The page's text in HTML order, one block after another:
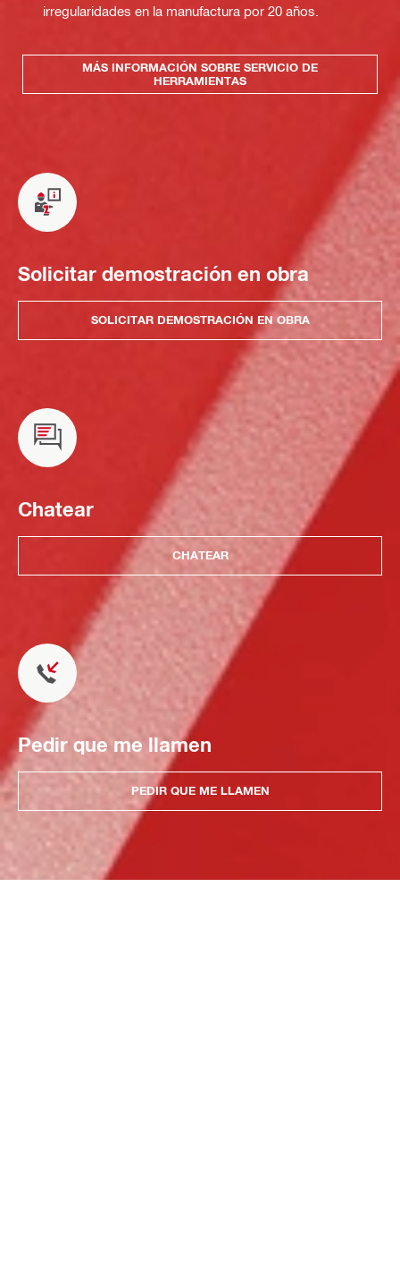
irregularidades en la manufactura por 20 años.
MÁS INFORMACIÓN SOBRE SERVICIO DE
HERRAMIENTAS
Solicitar demostración en obra
SOLICITAR DEMOSTRACIÓN EN OBRA
Chatear
CHATEAR
Pedir que me llamen
PEDIR QUE ME LLAMEN